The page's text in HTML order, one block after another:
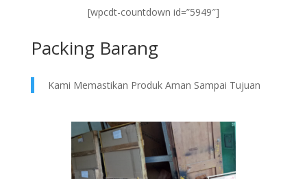
[wpcdt-countdown id=”5949″]
Packing Barang
Kami Memastikan Produk Aman Sampai Tujuan